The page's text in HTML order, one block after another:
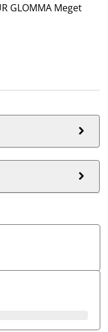
GLOMMA Meget

